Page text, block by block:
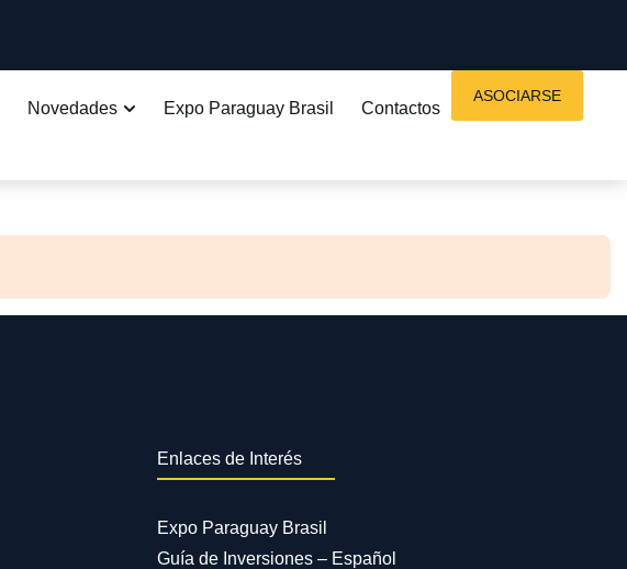
Novedades Expo Paraguay Brasil Contactos
ASOCIARSE
Enlaces de Interés
Expo Paraguay Brasil
Guía de Inversiones – Español